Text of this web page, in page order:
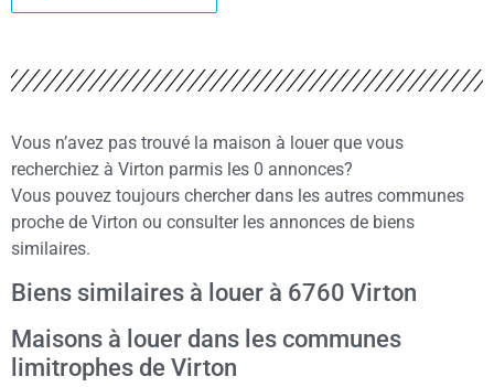
Vous n’avez pas trouvé la maison à louer que vous
recherchiez à Virton parmis les 0 annonces?
Vous pouvez toujours chercher dans les autres communes
proche de Virton ou consulter les annonces de biens
similaires.
Biens similaires à louer à 6760 Virton
Maisons à louer dans les communes
limitrophes de Virton